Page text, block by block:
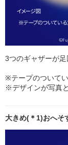
3つのギャザーが
※テープのついて
※デザインが写真
大きめ(＊1)おへそ